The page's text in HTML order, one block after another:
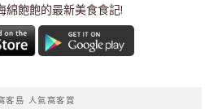
綿飽飽的最新美食食記!
客島 人氣窩客賞